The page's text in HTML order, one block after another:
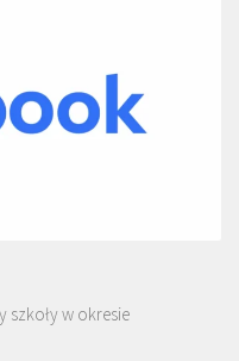
szkoły w okresie